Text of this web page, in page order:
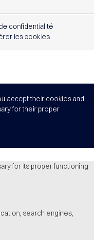
confidentialité
les cookies
accept their cookies and
for their proper
for its proper functioning
search engines,